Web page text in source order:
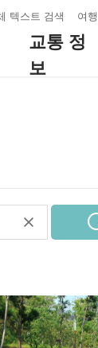
텍스트 검색 여
교통 정
보